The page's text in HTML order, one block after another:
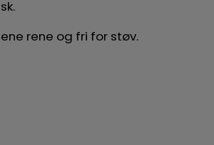
rene og fri for støv.